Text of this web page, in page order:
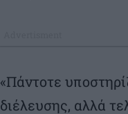
«Πάντοτε
διέλευσης, αλλά